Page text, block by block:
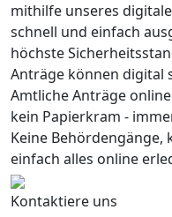
mithilfe unseres
schnell und einfach
höchste
Anträge können digital
Amtliche Anträge online
kein Papierkram -
Keine Behördengänge,
einfach alles online
Kontaktiere uns